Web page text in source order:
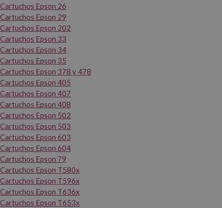
Cartuchos Epson 26
Cartuchos Epson 29
Cartuchos Epson 202
Cartuchos Epson 33
Cartuchos Epson 34
Cartuchos Epson 35
Cartuchos Epson 378 y 478
Cartuchos Epson 405
Cartuchos Epson 407
Cartuchos Epson 408
Cartuchos Epson 502
Cartuchos Epson 503
Cartuchos Epson 603
Cartuchos Epson 604
Cartuchos Epson 79
Cartuchos Epson T580x
Cartuchos Epson T596x
Cartuchos Epson T636x
Cartuchos Epson T653x